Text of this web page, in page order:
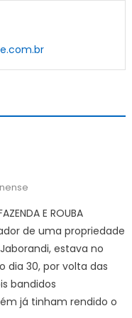
E ROUBA
de uma propriedade
estava no
dia 30, por volta das
bandidos
já tinham rendido o